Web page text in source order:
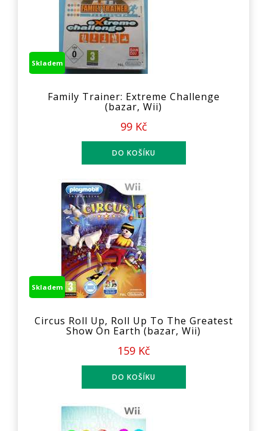
Skladem
Family Trainer: Extreme Challenge
(bazar, Wii)
99 Kč
Skladem
Circus Roll Up, Roll Up To The Greatest
Show On Earth (bazar, Wii)
159 Kč